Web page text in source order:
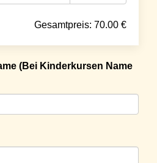
Gesamtpreis: 70.00 €
(Bei Kinderkursen Name